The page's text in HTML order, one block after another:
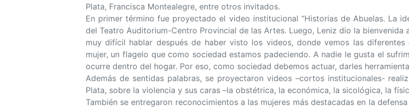
Plata, Francisca Montealegre, entre otros invitados.
En primer término fue proyectado el video institucional “Historias de Abuelas. La
del Teatro Auditorium-Centro Provincial de las Artes. Luego, Leniz dio la bienvenida
muy difícil hablar después de haber visto los videos, donde vemos las
mujer, un flagelo que como sociedad estamos padeciendo. A nadie le gusta el
ocurre dentro del hogar. Por eso, como sociedad debemos actuar, darles
Además de sentidas palabras, se proyectaron videos –cortos institucionales-
Plata, sobre la violencia y sus caras –la obstétrica, la económica, la sicológica, la
También se entregaron reconocimientos a las mujeres más destacadas en la